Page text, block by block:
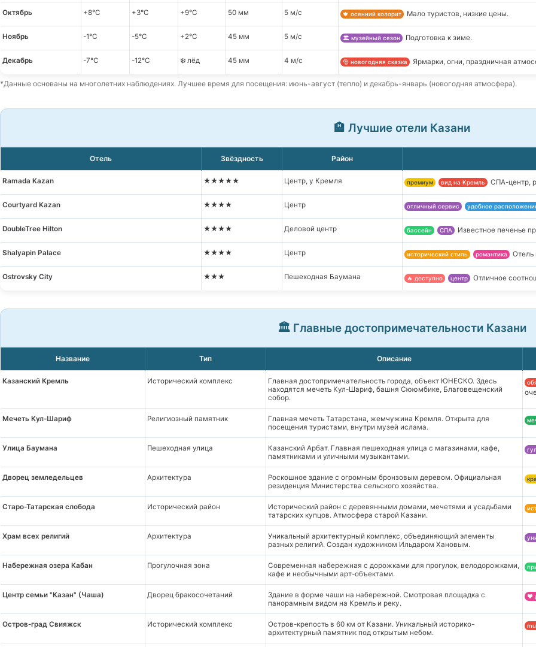
Октябрь +8°C +3°C +9°C 50 мм 5 м/с 🍁 осенний колорит Мало туристов, низкие цены.
Ноябрь -1°C -5°C +2°C 45 мм 5 м/с 🏛️ музейный сезон Подготовка к зиме.
Декабрь -7°C -12°C ❄️ лёд 45 мм 4 м/с 🎅 новогодняя сказка Ярмарки, огни, праздничная
*Данные основаны на многолетних наблюдениях. Лучшее время для посещения: июнь-август (тепло) и декабрь-январь (новогодняя атмосфера).
🏨 Лучшие отели Казани
Отель Звёздность Район
Ramada Kazan ★★★★★ Центр, у Кремля премиум вид на Кремль СПА-центр,
Courtyard Kazan ★★★★ Центр отличный сервис удобное
DoubleTree Hilton ★★★★ Деловой центр бассейн СПА Известное печенье
Shalyapin Palace ★★★★ Центр исторический стиль романтика Отель
Ostrovsky City ★★★ Пешеходная Баумана 🔥 доступно центр Отличное
🏛️ Главные достопримечательности Казани
Название Тип Описание
Казанский Кремль Исторический комплекс
Главная достопримечательность города, объект ЮНЕСКО. Здесь
находятся мечеть Кул-Шариф, башня Сююмбике, Благовещенский
собор.
Мечеть Кул-Шариф Религиозный памятник
Главная мечеть Татарстана, жемчужина Кремля. Открыта для
посещения туристами, внутри музей ислама.
Улица Баумана Пешеходная улица
Казанский Арбат. Главная пешеходная улица с магазинами, кафе,
памятниками и уличными музыкантами.
Дворец земледельцев Архитектура
Роскошное здание с огромным бронзовым деревом. Официальная
резиденция Министерства сельского хозяйства.
Старо-Татарская слобода Исторический район
Исторический район с деревянными домами, мечетями и усадьбами
татарских купцов. Атмосфера старой Казани.
Храм всех религий Архитектура
Уникальный архитектурный комплекс, объединяющий элементы
разных религий. Создан художником Ильдаром Хановым.
Набережная озера Кабан Прогулочная зона
Современная набережная с дорожками для прогулок, велодорожками,
кафе и необычными арт-объектами.
Центр семьи "Казан" (Чаша) Дворец бракосочетаний
Здание в форме чаши на набережной. Смотровая площадка с
панорамным видом на Кремль и реку.
❤️
Остров-град Свияжск Исторический комплекс
Остров-крепость в 60 км от Казани. Уникальный историко-
архитектурный памятник под открытым небом.